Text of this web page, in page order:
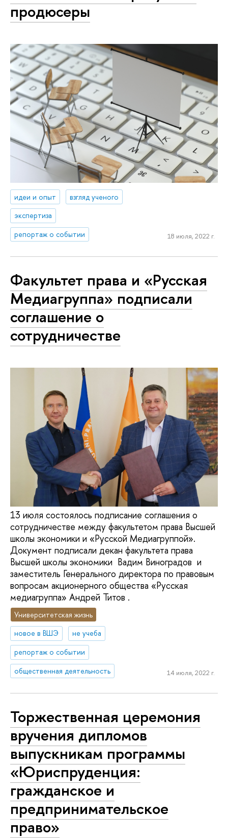
продюсеры
идеи и опыт
взгляд ученого
экспертиза
репортаж о событии
18 июля, 2022 г.
Факультет права и «Русская
Медиагруппа» подписали
соглашение о
сотрудничестве
13 июля состоялось подписание соглашения о
сотрудничестве между факультетом права Высшей
школы экономики и «Русской Медиагруппой».
Документ подписали декан факультета права
Высшей школы экономики Вадим Виноградов и
заместитель Генерального директора по правовым
вопросам акционерного общества «Русская
медиагруппа» Андрей Титов .
Университетская жизнь
новое в ВШЭ
не учеба
репортаж о событии
общественная деятельность
14 июля, 2022 г.
Торжественная церемония
вручения дипломов
выпускникам программы
«Юриспруденция:
гражданское и
предпринимательское
право»